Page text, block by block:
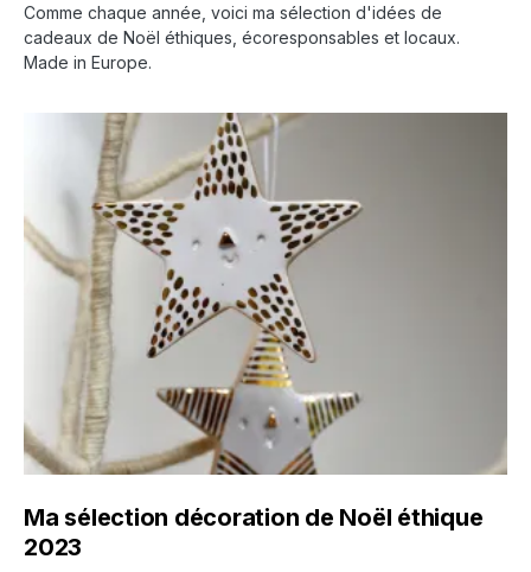
Comme chaque année, voici ma sélection d'idées de
cadeaux de Noël éthiques, écoresponsables et locaux.
Made in Europe.
Ma sélection décoration de Noël éthique
2023